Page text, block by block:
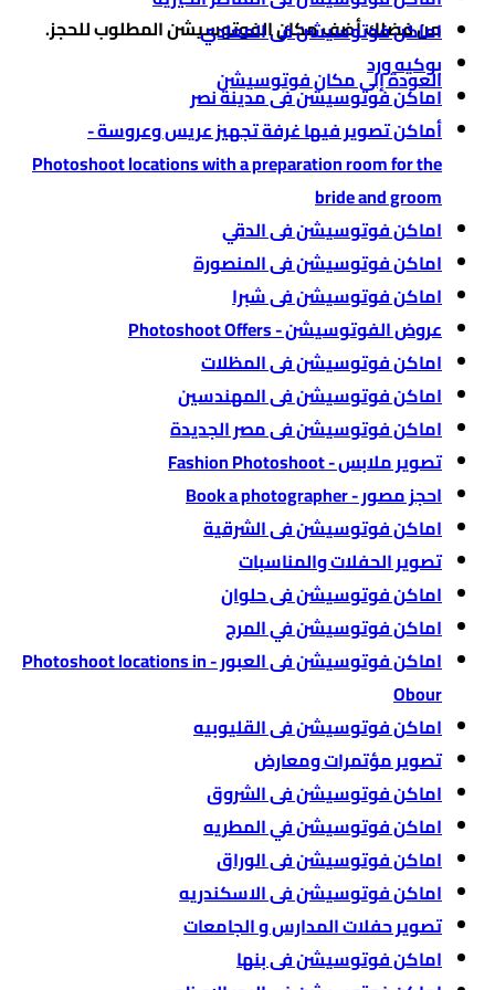
من فضلك أضف مكان الفوتوسيشن المطلوب للحجز.
العودة إلى مكان فوتوسيشن
اماكن فوتوسيشن فى المعادي
بوكيه ورد
اماكن فوتوسيشن فى مدينة نصر
أماكن تصوير فيها غرفة تجهيز عريس وعروسة -
Photoshoot locations with a preparation room for the
bride and groom
اماكن فوتوسيشن فى الدقي
اماكن فوتوسيشن فى المنصورة
اماكن فوتوسيشن فى شبرا
عروض الفوتوسيشن - Photoshoot Offers
اماكن فوتوسيشن فى المظلات
اماكن فوتوسيشن فى المهندسين
اماكن فوتوسيشن فى مصر الجديدة
تصوير ملابس - Fashion Photoshoot
احجز مصور - Book a photographer
اماكن فوتوسيشن فى الشرقية
تصوير الحفلات والمناسبات
اماكن فوتوسيشن فى حلوان
اماكن فوتوسيشن في المرج
اماكن فوتوسيشن فى العبور - Photoshoot locations in
Obour
اماكن فوتوسيشن فى القليوبيه
تصوير مؤتمرات ومعارض
اماكن فوتوسيشن فى الشروق
اماكن فوتوسيشن في المطريه
اماكن فوتوسيشن فى الوراق
اماكن فوتوسيشن فى الاسكندريه
تصوير حفلات المدارس و الجامعات
اماكن فوتوسيشن فى بنها